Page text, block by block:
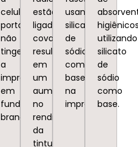
celulose,
portanto
não
tinge
a
impressão
em
fundo
branco.
estão
ligados
covalentemente,
resultando
em
um
aumento
no
rendimento
da
tintura.
usando
silicato
de
sódio
como
base
na
impressão.
utilizando
silicato
de
sódio
como
base.